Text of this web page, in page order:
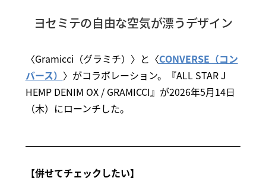
ヨセミテの自由な空気が漂うデザイン
〈Gramicci（グラミチ）〉と〈CONVERSE（コン
バース） 〉がコラボレーション。『ALL STAR J
HEMP DENIM OX / GRAMICCI』が2026年5月14日
（木）にローンチした。
【併せてチェックしたい】